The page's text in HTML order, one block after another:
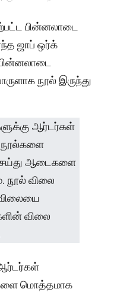
பின்னலாடை
ஜாப் ஒர்க்
நூல் இருந்து
மொத்தமாக